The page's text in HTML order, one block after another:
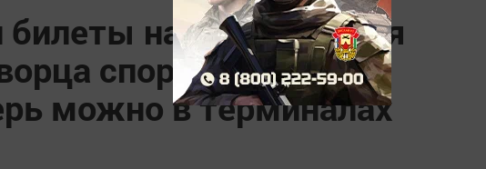
билеты на мероприятия
спорта «Татнефть
можно в терминалах